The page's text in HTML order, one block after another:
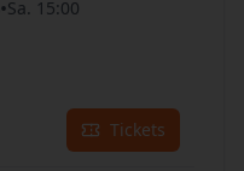
•Sa. 15:00
Tickets